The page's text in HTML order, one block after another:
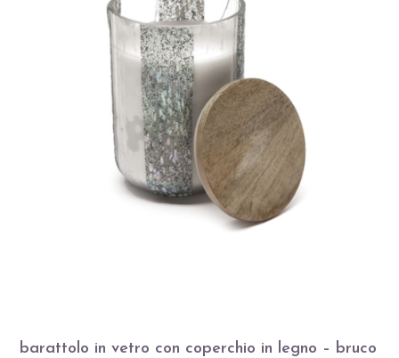
barattolo in vetro con coperchio in legno – bruco